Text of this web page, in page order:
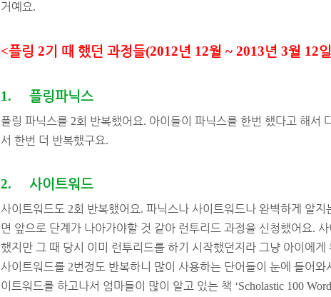
거예요.
<플링 2기 때 했던 과정들(2012년 12월 ~ 2013년 3월 12
1. 플링파닉스
플링 파닉스를 2회 반복했어요. 아이들이 파닉스를 한번 했다고 해서
서 한번 더 반복했구요.
2. 사이트워드
사이트워드도 2회 반복했어요. 파닉스나 사이트워드나 완벽하게 알
면 앞으로 단계가 나아가야할 것 같아 런투리드 과정을 신청했어요.
했지만 그 때 당시 이미 런투리드를 하기 시작했던지라 그냥 아이에
사이트워드를 2번정도 반복하니 많이 사용하는 단어들이 눈에 들어와
이트워드를 하고나서 엄마들이 많이 알고 있는 책 ‘Scholastic 100